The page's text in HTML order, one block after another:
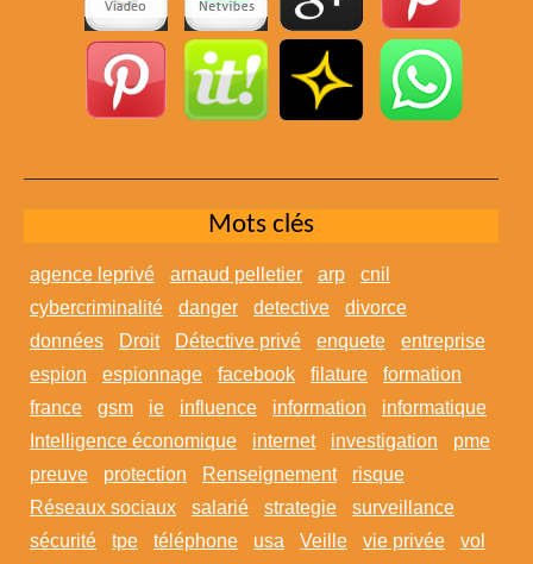
Mots clés
agence leprivé arnaud pelletier arp
cnil
cybercriminalité
danger detective
divorce
données
Droit Détective privé enquete
entreprise
espion
espionnage facebook filature
formation
france
gsm ie influence information
informatique
Intelligence économique
internet investigation
pme
preuve
protection Renseignement
risque
Réseaux sociaux
salarié strategie
surveillance
sécurité
tpe téléphone usa Veille vie privée vol